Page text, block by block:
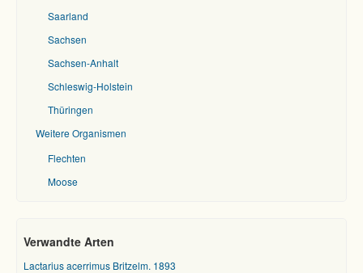
Saarland
Sachsen
Sachsen-Anhalt
Schleswig-Holstein
Thüringen
Weitere Organismen
Flechten
Moose
Verwandte Arten
Lactarius acerrimus Britzelm. 1893